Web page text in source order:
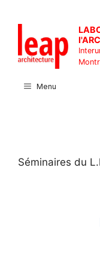
content
Menu
Séminaires du